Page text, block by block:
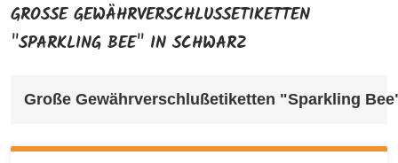
GROSSE GEWÄHRVERSCHLUSSETIKETTEN "
SPARKLING BEE" IN SCHWARZ
Große Gewährverschlußetiketten "Sparkling